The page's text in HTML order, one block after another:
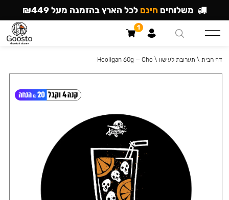
דף הבית \ תערובת לעישון \
Hooligan 60g — Cho
משלוחים חינם לכל הארץ בהזמנה מעל ₪449
1